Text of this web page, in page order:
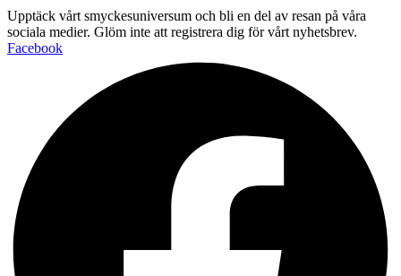
Upptäck vårt smyckesuniversum och bli en del av resan på våra
sociala medier. Glöm inte att registrera dig för vårt nyhetsbrev.
Facebook